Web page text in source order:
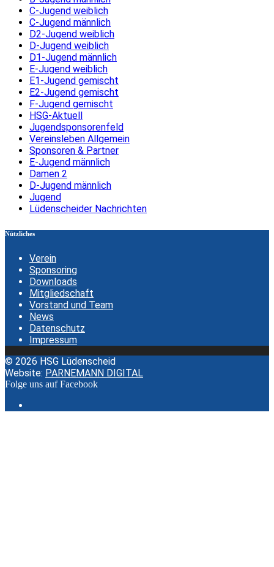
C-Jugend weiblich
C-Jugend männlich
D2-Jugend weiblich
D-Jugend weiblich
D1-Jugend männlich
E-Jugend weiblich
E1-Jugend gemischt
E2-Jugend gemischt
F-Jugend gemischt
HSG-Aktuell
Jugendsponsorenfeld
Vereinsleben Allgemein
Sponsoren & Partner
E-Jugend männlich
Damen 2
D-Jugend männlich
Jugend
Lüdenscheider Nachrichten
Nützliches
Verein
Sponsoring
Downloads
Mitgliedschaft
Vorstand und Team
News
Datenschutz
Impressum
© 2026 HSG Lüdenscheid
Website: PARNEMANN DIGITAL
Folge uns auf Facebook